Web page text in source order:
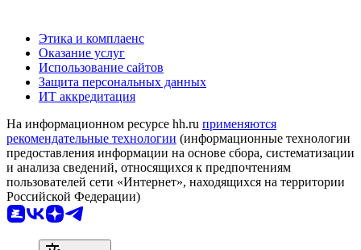
Этика и комплаенс
Оказание услуг
Использование сайтов
Защита персональных данных
ИТ аккредитация
На информационном ресурсе hh.ru применяются
рекомендательные технологии (информационные технологии
предоставления информации на основе сбора, систематизации
и анализа сведений, относящихся к предпочтениям
пользователей сети «Интернет», находящихся на территории
Российской Федерации)